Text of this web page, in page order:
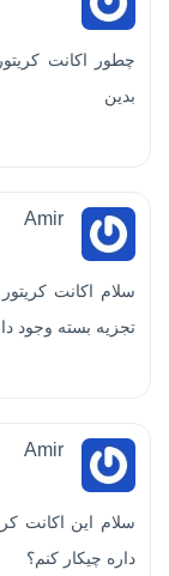
چطور اکانت
بدین
Amir
سلام اکانت
تجزیه بسته وجود
Amir
سلام این اکانت
داره چیکار کنم؟